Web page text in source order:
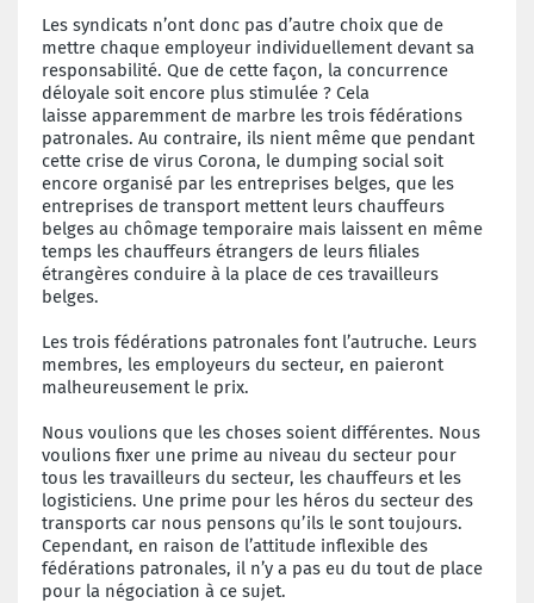
Les syndicats n’ont donc pas d’autre choix que de
mettre chaque employeur individuellement devant sa
responsabilité. Que de cette façon, la concurrence
déloyale soit encore plus stimulée ? Cela
laisse apparemment de marbre les trois fédérations
patronales. Au contraire, ils nient même que pendant
cette crise de virus Corona, le dumping social soit
encore organisé par les entreprises belges, que les
entreprises de transport mettent leurs chauffeurs
belges au chômage temporaire mais laissent en même
temps les chauffeurs étrangers de leurs filiales
étrangères conduire à la place de ces travailleurs
belges.
Les trois fédérations patronales font l’autruche. Leurs
membres, les employeurs du secteur, en paieront
malheureusement le prix.
Nous voulions que les choses soient différentes. Nous
voulions fixer une prime au niveau du secteur pour
tous les travailleurs du secteur, les chauffeurs et les
logisticiens. Une prime pour les héros du secteur des
transports car nous pensons qu’ils le sont toujours.
Cependant, en raison de l’attitude inflexible des
fédérations patronales, il n’y a pas eu du tout de place
pour la négociation à ce sujet.